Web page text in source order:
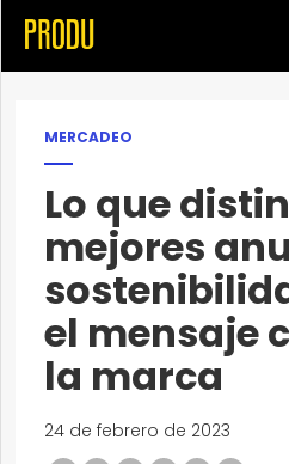
MERCADEO
Lo que
mejores
el mensaje
la marca
24 de febrero de 2023